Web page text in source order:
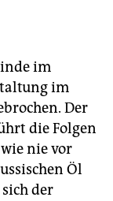
im
im
Der
die Folgen
nie vor
Öl
der